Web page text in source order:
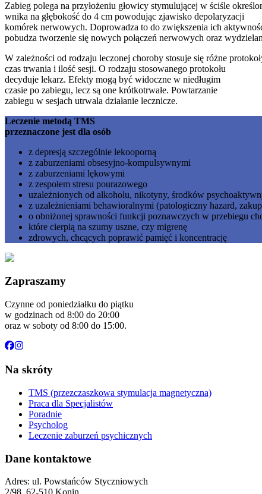
Zabieg polega na przyłożeniu głowicy stymulującej w ściśle
wnika na głębokość do 4 cm powodując zjawisko depolaryzacji
komórek nerwowych. Doprowadza to do zwiększenia ich
pobudza tworzenie się nowych połączeń nerwowych oraz
W zależności od rodzaju leczonej choroby stosuje się różne
czas trwania i ilość sesji. O rodzaju stosowanego protokołu
decyduje lekarz. Efekty mogą być widoczne w niedługim
czasie po zabiegu, lecz są one krótkotrwałe. Powtarzanie
zabiegu w sesjach utrwala działanie lecznicze.
Leczenie metodą TMS
przeznaczone jest dla osób
z depresją szczególnie lekooporną
z zaburzeniami obsesyjno-kompulsywnymi
z zaburzeniami lękowymi
z zespołem stresu pourazowego
uzależnionych od alkoholu, nikotyny, środków
z uzależnieniami behawioralnymi (patologiczny hazard,
o obniżonej sprawności funkcji poznawczych w przebiegu
które cierpią na szumy uszne, czy migrenę
zdrowych, chcących poprawić pamięć i koncentrację
Zapraszamy
Czynne od poniedziałku do piątku
w godzinach od 8:00 do 20:00
oraz w soboty od 8:00 do 15:00.
Na skróty
TMS (przezczaszkowa stymulacja magnetyczna)
Praca dla Specjalistów
Poradnie
Psycholog
Leczenie zaburzeń psychicznych
Dane kontaktowe
Adres: ul. Powstańców Styczniowych